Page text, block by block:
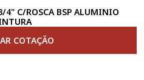
4" C/ROSCA BSP ALUMINIO
COTAÇÃO